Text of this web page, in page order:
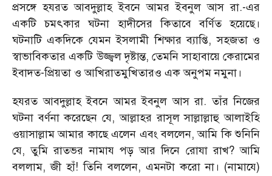
প্রসঙ্গে হযরত আবদুল্লাহ ইবনে আমর ইবনুল আস রা.-এর
একটি চমৎকার ঘটনা হাদীসের কিতাবে বর্ণিত হয়েছে।
ঘটনাটি একদিকে যেমন ইসলামী শিক্ষার ব্যাপ্তি, সহজতা ও
স্বাভাবিকতার একটি উজ্জ্বল দৃষ্টান্ত, তেমনি সাহাবায়ে কেরামের
ইবাদত-প্রিয়তা ও আখিরাতমুখিতারও এক অনুপম নমুনা।
হযরত আবদুল্লাহ ইবনে আমর ইবনুল আস রা. তাঁর নিজের
ঘটনা বর্ণনা করেছেন যে, আল্লাহর রাসূল সাল্লাল্লাহু আলাইহি
ওয়াসাল্লাম আমার কাছে এলেন এবং বললেন, আমি কি শুনিনি
যে, তুমি রাতভর নামায পড় আর দিনে রোযা রাখ? আমি
বললাম, জী হাঁ! তিনি বললেন, এমনটা করো না। (নামাযে)